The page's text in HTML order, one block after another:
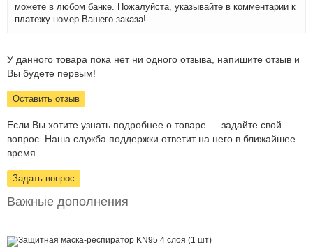
можете в любом банке. Пожалуйста, указывайте в комментарии к
платежу номер Вашего заказа!
У данного товара пока нет ни одного отзыва, напишите отзыв и
Вы будете первым!
Оставить отзыв
Если Вы хотите узнать подробнее о товаре — задайте свой
вопрос. Наша служба поддержки ответит на него в ближайшее
время.
Задать вопрос
Важные дополнения